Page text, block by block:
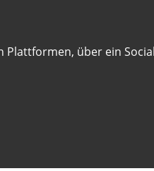
Plattformen, über ein